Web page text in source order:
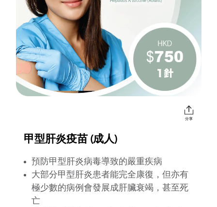
分享
甲型肝炎疫苗 (成人)
預防甲型肝炎病毒導致的嚴重疾病
大部分甲型肝炎患者能完全康復，但亦有
極少數的病例會發展成肝臟衰竭，甚至死
亡